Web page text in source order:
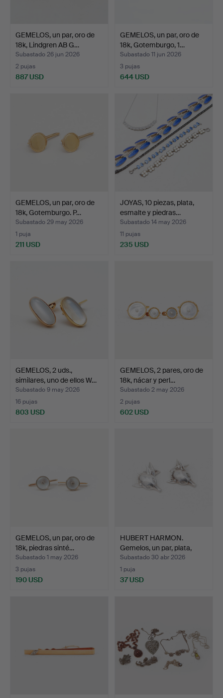
GEMELOS, un par, oro de
18k, Lindgren AB G…
Subastado 26 jun 2026
2 pujas
887 USD
GEMELOS, un par, oro de
18k, Gotemburgo, 1…
Subastado 11 jun 2026
3 pujas
644 USD
GEMELOS, un par, oro de
18k, Gotemburgo. P…
Subastado 29 may 2026
1 puja
211 USD
JOYAS, 10 piezas, plata,
esmalte y piedras…
Subastado 14 may 2026
11 pujas
235 USD
GEMELOS, 2 uds.,
similares, uno de ellos W…
Subastado 9 may 2026
16 pujas
803 USD
GEMELOS, 2 pares, oro de
18k, nácar y perl…
Subastado 2 may 2026
2 pujas
602 USD
GEMELOS, un par, oro de
18k, piedras sinté…
Subastado 1 may 2026
3 pujas
190 USD
HUBERT HARMON.
Gemelos, un par, plata,
Méx…
Subastado 30 abr 2026
1 puja
37 USD